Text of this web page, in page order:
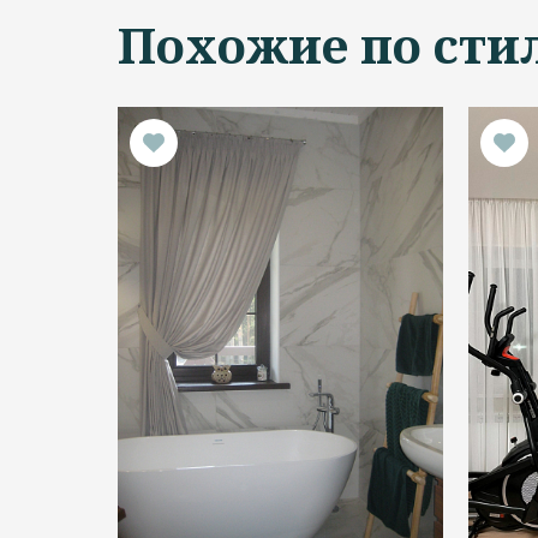
Похожие по